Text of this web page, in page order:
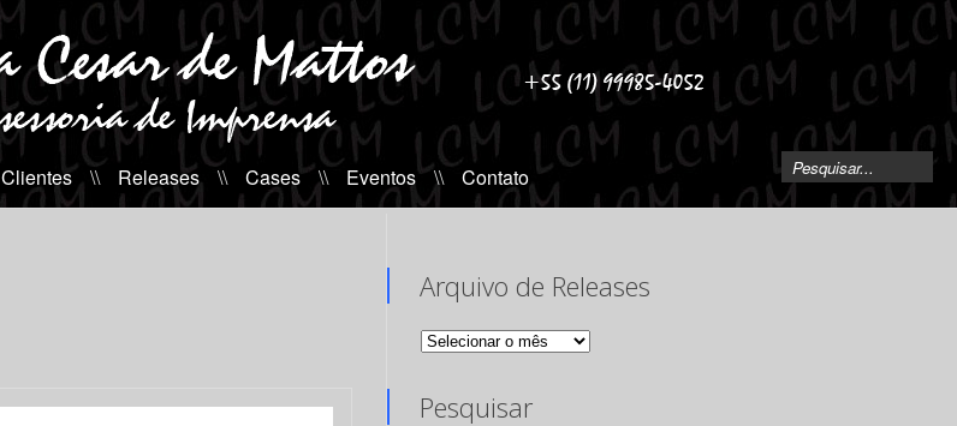
Clientes \\ Releases \\ Cases \\ Eventos \\ Contato
Arquivo de Releases
Arquivo
Pesquisar